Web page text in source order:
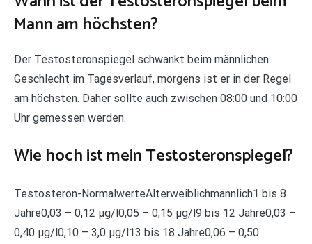
Mann am höchsten?
Der Testosteronspiegel schwankt beim männlichen
Geschlecht im Tagesverlauf, morgens ist er in der Regel
am höchsten. Daher sollte auch zwischen 08:00 und 10:00
Uhr gemessen werden.
Wie hoch ist mein Testosteronspiegel?
Testosteron-NormalwerteAlterweiblichmännlich1 bis 8
Jahre0,03 – 0,12 µg/l0,05 – 0,15 µg/l9 bis 12 Jahre0,03 –
0,40 µg/l0,10 – 3,0 µg/l13 bis 18 Jahre0,06 – 0,50